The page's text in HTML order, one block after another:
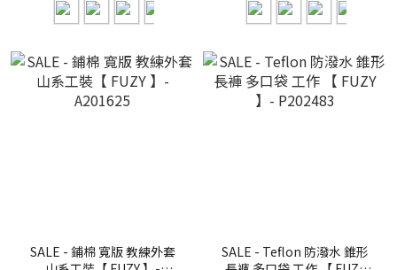
SALE - 鋪棉 寬版 教練外套
SALE - Teflon 防潑水 錐形